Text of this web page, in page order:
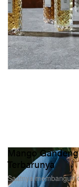
Mango
Terbarunya
Saatnya membangun